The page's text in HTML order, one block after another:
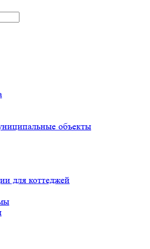
объекты
для коттеджей